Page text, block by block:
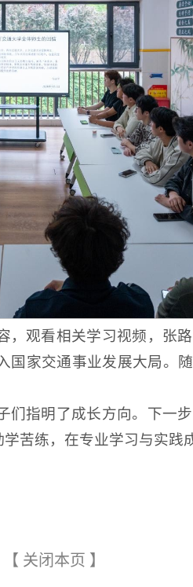
，观看相关学习视频，张
家交通事业发展大局。
指明了成长方向。下一
苦练，在专业学习与实践
【 关闭本页 】